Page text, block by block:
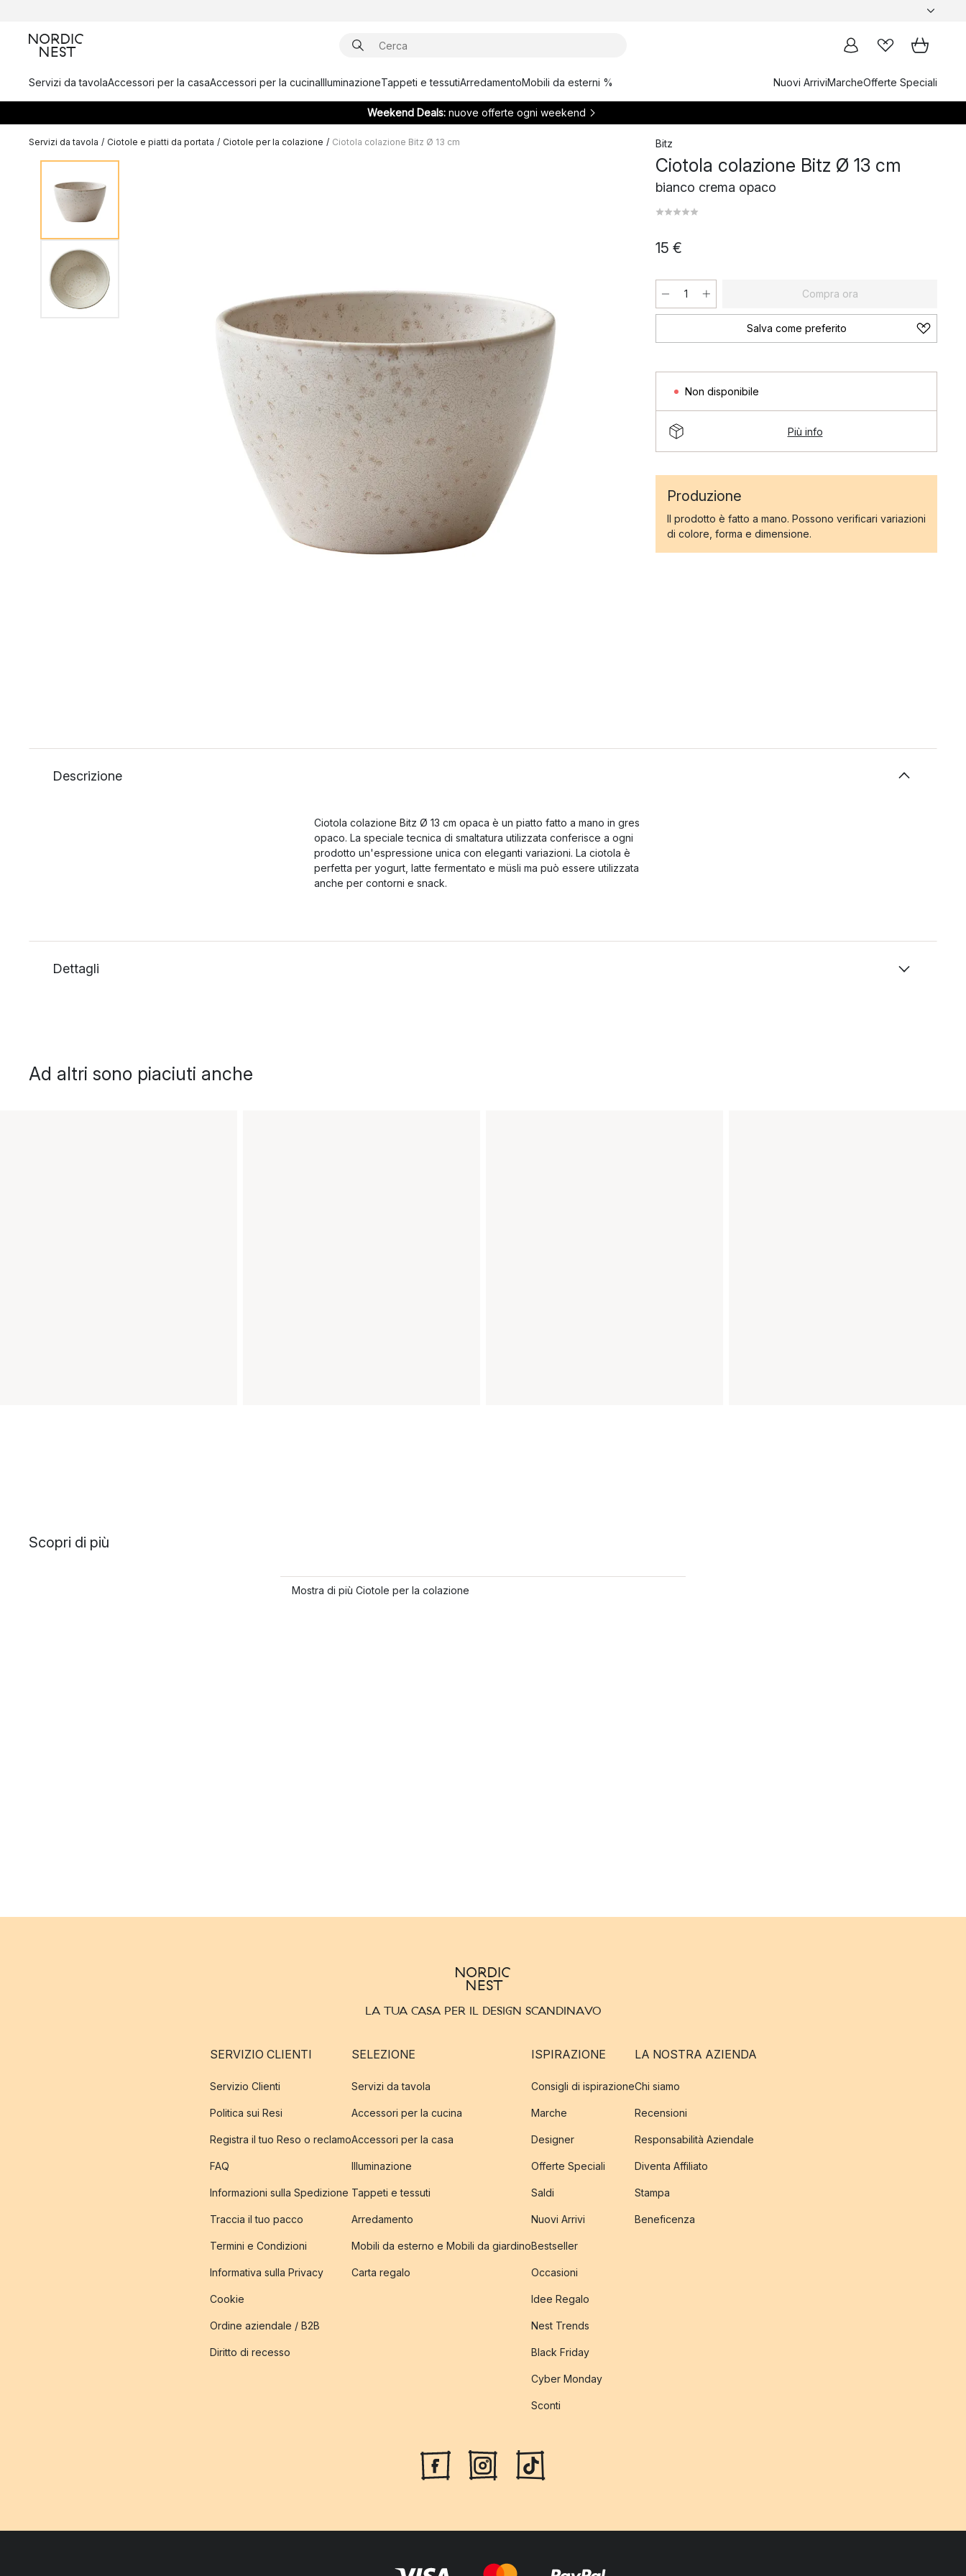
Servizi da tavolaAccessori per la casaAccessori per la cucinaIlluminazioneTappeti e tessutiArredamentoMobili da esterni % Nuovi ArriviMarcheOfferte Speciali
Weekend Deals: nuove offerte ogni weekend
Servizi da tavola / Ciotole e piatti da portata / Ciotole per la colazione / Ciotola colazione Bitz Ø 13 cm Bitz
Ciotola colazione Bitz Ø 13 cm
bianco crema opaco
15 €
Compra ora
Salva come preferito
Non disponibile
Più info
Produzione
Il prodotto è fatto a mano. Possono verificari variazioni
di colore, forma e dimensione.
Descrizione
Ciotola colazione Bitz Ø 13 cm opaca è un piatto fatto a mano in gres
opaco. La speciale tecnica di smaltatura utilizzata conferisce a ogni
prodotto un'espressione unica con eleganti variazioni. La ciotola è
perfetta per yogurt, latte fermentato e müsli ma può essere utilizzata
anche per contorni e snack.
Dettagli
Ad altri sono piaciuti anche
Scopri di più
Mostra di più Ciotole per la colazione
LA TUA CASA PER IL DESIGN SCANDINAVO
SERVIZIO CLIENTI
Servizio Clienti
Politica sui Resi
Registra il tuo Reso o reclamo
FAQ
Informazioni sulla Spedizione
Traccia il tuo pacco
Termini e Condizioni
Informativa sulla Privacy
Cookie
Ordine aziendale / B2B
Diritto di recesso
SELEZIONE
Servizi da tavola
Accessori per la cucina
Accessori per la casa
Illuminazione
Tappeti e tessuti
Arredamento
Mobili da esterno e Mobili da giardino
Carta regalo
ISPIRAZIONE
Consigli di ispirazione
Marche
Designer
Offerte Speciali
Saldi
Nuovi Arrivi
Bestseller
Occasioni
Idee Regalo
Nest Trends
Black Friday
Cyber Monday
Sconti
LA NOSTRA AZIENDA
Chi siamo
Recensioni
Responsabilità Aziendale
Diventa Affiliato
Stampa
Beneficenza